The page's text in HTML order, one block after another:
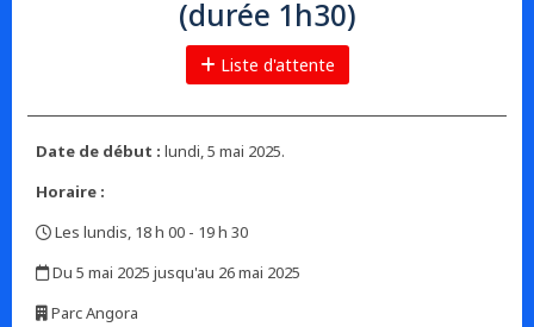
(durée 1h30)
Liste d'attente
Date de début : lundi, 5 mai 2025.
Horaire :
Les lundis, 18 h 00 - 19 h 30
Du 5 mai 2025 jusqu'au 26 mai 2025
Parc Angora